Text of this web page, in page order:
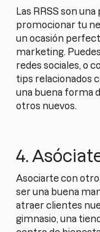
Las RRSS son
promocionar tu
un ocasión
marketing.
redes sociales, o
tips relacionados
una buena forma
otros nuevos.
4.
Asociarte con
ser una buena
atraer clientes
gimnasio, una